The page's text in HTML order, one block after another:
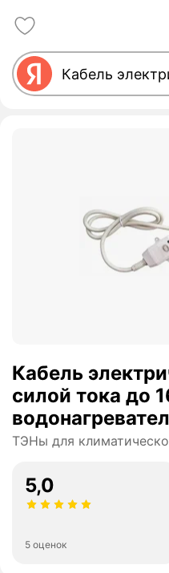
Кабель
силой тока до
ТЭНы для
5,0
5 оценок